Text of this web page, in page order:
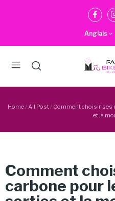
Anglais
Home All Post
Comment choisir ses
et la
Comment
carbone pour